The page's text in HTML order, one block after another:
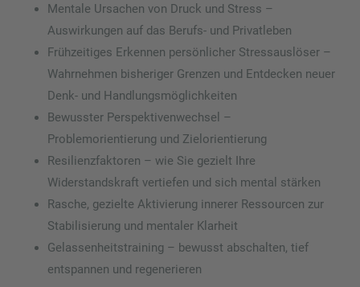
Mentale Ursachen von Druck und Stress –
Auswirkungen auf das Berufs- und Privatleben
Frühzeitiges Erkennen persönlicher Stressauslöser –
Wahrnehmen bisheriger Grenzen und Entdecken neuer
Denk- und Handlungsmöglichkeiten
Bewusster Perspektivenwechsel –
Problemorientierung und Zielorientierung
Resilienzfaktoren – wie Sie gezielt Ihre
Widerstandskraft vertiefen und sich mental stärken
Rasche, gezielte Aktivierung innerer Ressourcen zur
Stabilisierung und mentaler Klarheit
Gelassenheitstraining – bewusst abschalten, tief
entspannen und regenerieren